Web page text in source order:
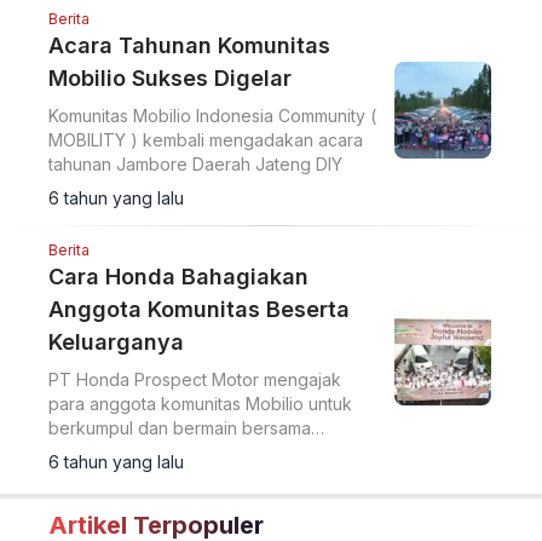
Berita
Acara Tahunan Komunitas
Mobilio Sukses Digelar
Komunitas Mobilio Indonesia Community (
MOBILITY ) kembali mengadakan acara
tahunan Jambore Daerah Jateng DIY
6 tahun yang lalu
Berita
Cara Honda Bahagiakan
Anggota Komunitas Beserta
Keluarganya
PT Honda Prospect Motor mengajak
para anggota komunitas Mobilio untuk
berkumpul dan bermain bersama
keluarga.
6 tahun yang lalu
Artikel Terpopuler